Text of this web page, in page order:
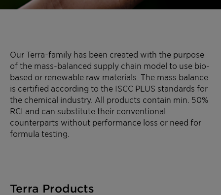
Our Terra-family has been created with the purpose
of the mass-balanced supply chain model to use bio-
based or renewable raw materials. The mass balance
is certified according to the ISCC PLUS standards for
the chemical industry. All products contain min. 50%
RCI and can substitute their conventional
counterparts without performance loss or need for
formula testing.
Terra Products